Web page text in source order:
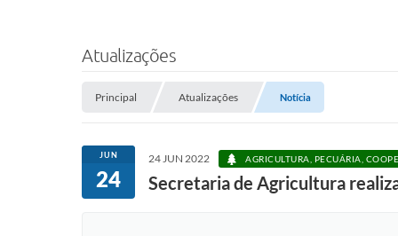
Atualizações
Principal Atualizações Notícia
JUN
24
24 JUN 2022 AGRICULTURA, PECUÁRIA,
Secretaria de Agricultura